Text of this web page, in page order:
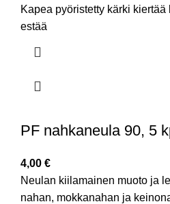
Kapea pyöristetty kärki
estää
PF nahkaneula 90, 5
4,00 €
Neulan kiilamainen muoto ja
nahan, mokkanahan ja